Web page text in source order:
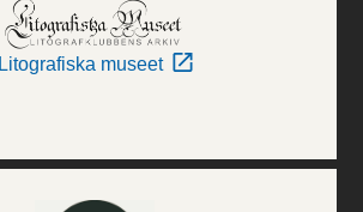
Litografiska museet